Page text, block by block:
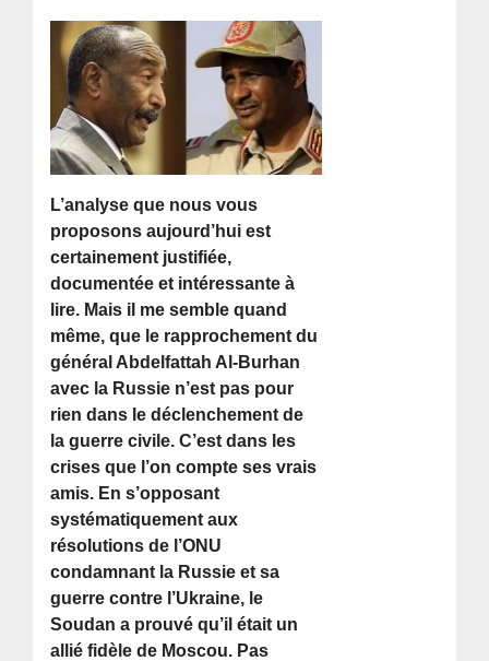
L’analyse que nous vous
proposons aujourd’hui est
certainement justifiée,
documentée et intéressante à
lire. Mais il me semble quand
même, que le rapprochement du
général Abdelfattah Al-Burhan
avec la Russie n’est pas pour
rien dans le déclenchement de
la guerre civile. C’est dans les
crises que l’on compte ses vrais
amis. En s’opposant
systématiquement aux
résolutions de l’ONU
condamnant la Russie et sa
guerre contre l’Ukraine, le
Soudan a prouvé qu’il était un
allié fidèle de Moscou. Pas